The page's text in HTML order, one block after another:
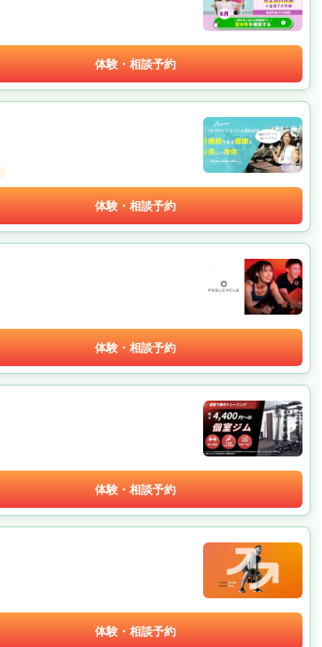
体験・相談予約
体験・相談予約
体験・相談予約
体験・相談予約
体験・相談予約